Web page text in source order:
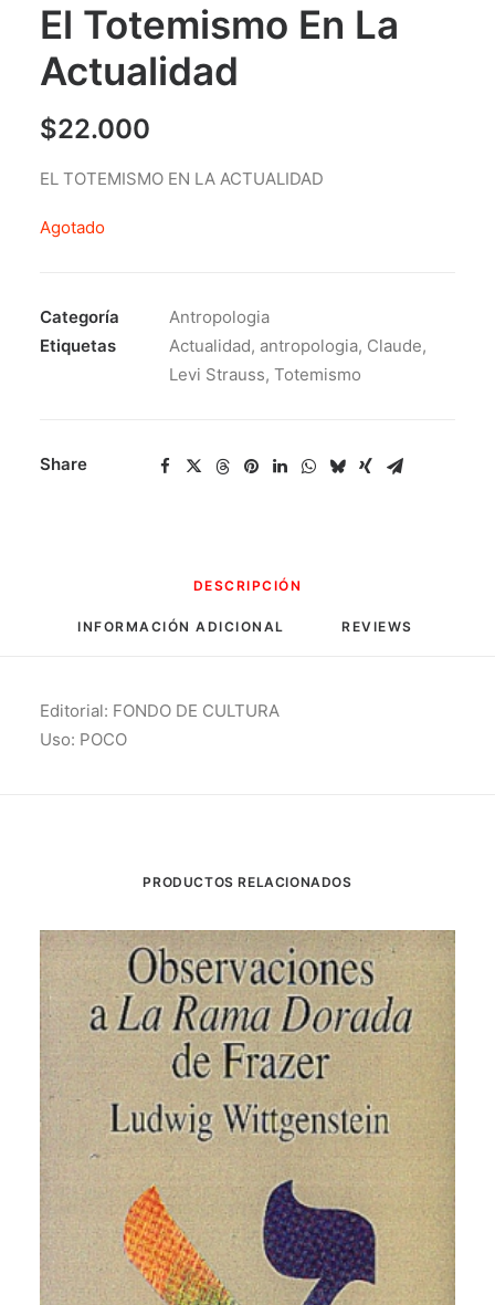
El Totemismo En La
Actualidad
$22.000
EL TOTEMISMO EN LA ACTUALIDAD
Agotado
Categoría
Antropologia
Etiquetas
Actualidad, antropologia, Claude,
Levi Strauss, Totemismo
Share
DESCRIPCIÓN
INFORMACIÓN ADICIONAL REVIEWS
Editorial: FONDO DE CULTURA
Uso: POCO
PRODUCTOS RELACIONADOS